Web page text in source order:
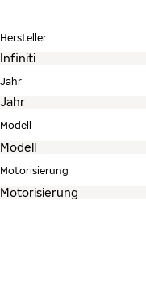
Hersteller
Jahr
Modell
Motorisierung